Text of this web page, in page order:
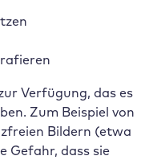
Verfügung, das es
Zum Beispiel von
Bildern (etwa
Gefahr, dass sie